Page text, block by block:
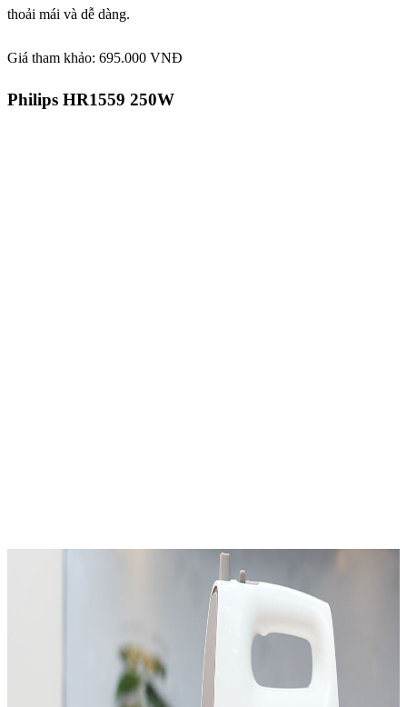
thoải mái và dễ dàng.
Giá tham khảo: 695.000 VNĐ
Philips HR1559 250W